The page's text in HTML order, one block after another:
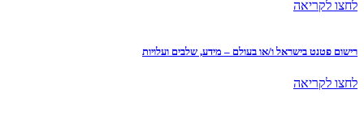
לחצו לקריאה
רישום פטנט בישראל ו/או בעולם – מידע, שלבים ועלויות
לחצו לקריאה